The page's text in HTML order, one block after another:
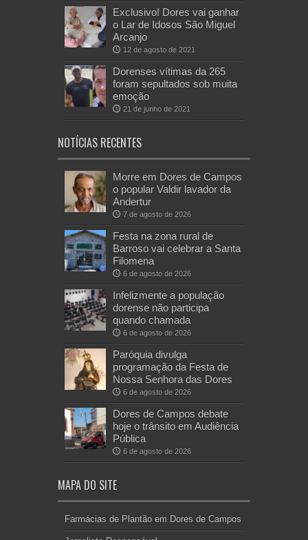
Exclusivo! Dores vai ganhar
o Lar de Idosos São Miguel
Arcanjo
12 de agosto de 2021
Dorenses vítimas da 265
foram sepultados sob muita
emoção
21 de junho de 2021
NOTÍCIAS RECENTES
Morre em Dores de Campos
o popular Valdir lavador da
Andertur
7 de agosto de 2026
Festa na zona rural de
Barroso vai celebrar a Santa
Filomena
6 de agosto de 2026
Infelizmente a população
dorense não participa
quando chamada
6 de agosto de 2026
Paróquia divulga
programação da Festa de
Nossa Senhora das Dores
6 de agosto de 2026
Dores de Campos debate
hoje o trânsito em Audiência
Pública
6 de agosto de 2026
MAPA DO SITE
Farmácias de Plantão em Dores de Campos